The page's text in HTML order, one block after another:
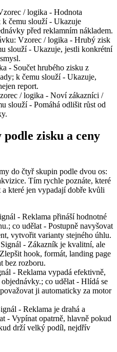
/ logika - Hodnota
čemu slouží - Ukazuje
před reklamním nákladem.
Vzorec / logika - Hrubý zisk
slouží - Ukazuje, jestli konkrétní
- Součet hrubého zisku z
k čemu slouží - Ukazuje,
report.
/ logika - Noví zákazníci /
slouží - Pomáhá odlišit růst od
zisku a ceny
do čtyř skupin podle dvou os:
Tím rychle poznáte, které
které jen vypadají dobře kvůli
- Reklama přináší hodnotné
co udělat - Postupně navyšovat
vytvořit varianty stejného úhlu.
- Zákazník je kvalitní, ale
hook, formát, landing page
bez rozboru.
- Reklama vypadá efektivně,
co udělat - Hlídá se
ji automaticky za motor
- Reklama je drahá a
- Vypínat opatrně, hlavně pokud
drží velký podíl, nejdřív